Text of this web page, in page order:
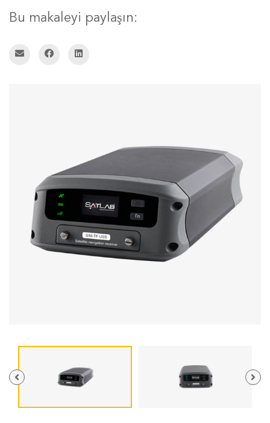
Bu makaleyi paylaşın: